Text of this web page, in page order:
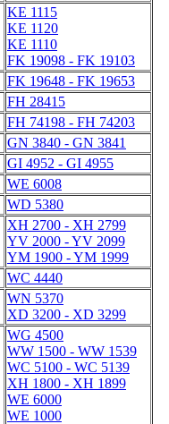
KE 1115
KE 1120
KE 1110
FK 19098 - FK 19103
FK 19648 - FK 19653
FH 28415
FH 74198 - FH 74203
GN 3840 - GN 3841
GI 4952 - GI 4955
WE 6008
WD 5380
XH 2700 - XH 2799
YV 2000 - YV 2099
YM 1900 - YM 1999
WC 4440
WN 5370
XD 3200 - XD 3299
WG 4500
WW 1500 - WW 1539
WC 5100 - WC 5139
XH 1800 - XH 1899
WE 6000
WE 1000